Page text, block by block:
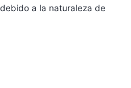
a la naturaleza de